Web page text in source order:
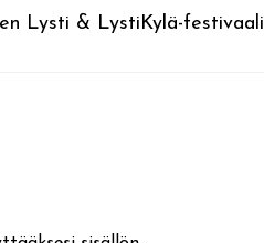
Lysti & LystiKylä-festivaali